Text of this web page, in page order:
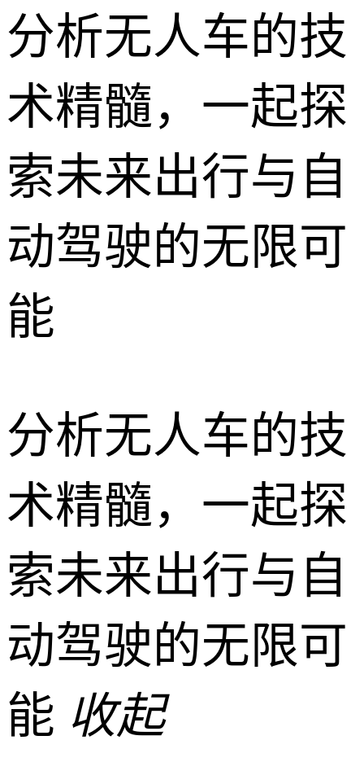
分析无人车的技
术精髓，一起探
索未来出行与自
动驾驶的无限可
能
分析无人车的技
术精髓，一起探
索未来出行与自
动驾驶的无限可
能 收起